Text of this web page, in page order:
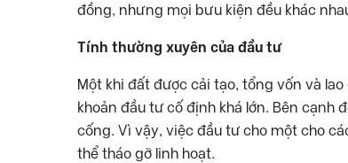
đồng, nhưng mọi bưu kiện đều khác
Tính thường xuyên của đầu tư
Một khi đất được cải tạo, tổng vốn và
khoản đầu tư cố định khá lớn. Bên cạnh
cống. Vì vậy, việc đầu tư cho một cho
thể tháo gỡ linh hoạt.